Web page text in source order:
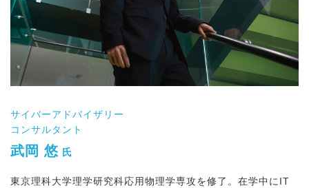
サイバーアドバイザリー
コンサルタント
武岡 悠 氏
東京理科大学理学研究科応用物理学専攻を修了。在学中にIT